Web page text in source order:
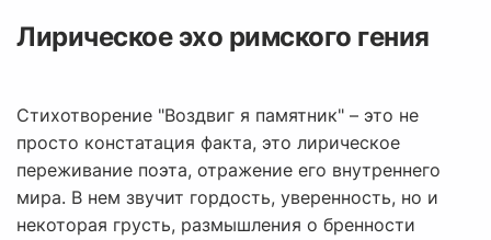
Лирическое эхо римского гения
Стихотворение "Воздвиг я памятник" – это не
просто констатация факта, это лирическое
переживание поэта, отражение его внутреннего
мира. В нем звучит гордость, уверенность, но и
некоторая грусть, размышления о бренности